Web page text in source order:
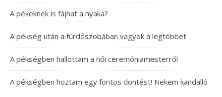
A pékeknek is fájhat a nyaka?
A pékség után a fürdőszobában vagyok a legtöbbet
A pékségben hallottam a női ceremóniamesterről
A pékségben hoztam egy fontos döntést! Nekem kandalló